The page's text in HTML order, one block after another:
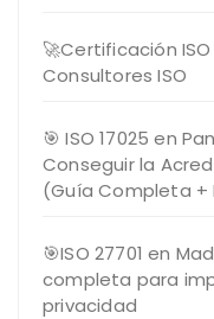
🚀Certificación
Consultores ISO
🎯 ISO 17025 en
Conseguir la
(Guía Completa +
🎯ISO 27701 en
completa para
privacidad